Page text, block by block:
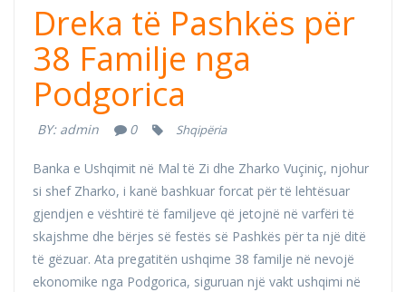
Dreka të Pashkës për
38 Familje nga
Podgorica
BY: admin 0 Shqipëria
Banka e Ushqimit në Mal të Zi dhe Zharko Vuçiniç, njohur
si shef Zharko, i kanë bashkuar forcat për të lehtësuar
gjendjen e vështirë të familjeve që jetojnë në varfëri të
skajshme dhe bërjes së festës së Pashkës për ta një ditë
të gëzuar. Ata pregatitën ushqime 38 familje në nevojë
ekonomike nga Podgorica, siguruan një vakt ushqimi në